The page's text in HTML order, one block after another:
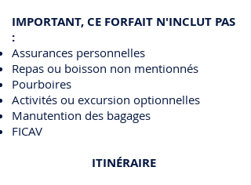
IMPORTANT, CE FORFAIT N'INCLUT PAS
:
Assurances personnelles
Repas ou boisson non mentionnés
Pourboires
Activités ou excursion optionnelles
Manutention des bagages
FICAV
ITINÉRAIRE